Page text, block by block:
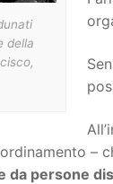
della
–
da persone